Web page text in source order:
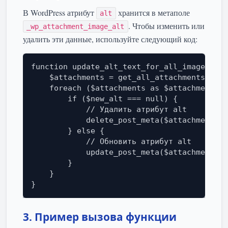
В WordPress атрибут alt хранится в метаполе
_wp_attachment_image_alt
. Чтобы изменить или
удалить эти данные, используйте следующий код:
function
$attachments =
    foreach ($attachments as $attachment) {
        if ($new_alt === null) {
            // Удалить атрибут alt
delete_post_meta($attachment-
        } else {
            // Обновить атрибут alt
update_post_meta($attachment-
        }
    }
}
3. Пример вызова функции